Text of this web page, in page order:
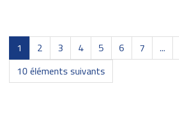
1 2 3 4 5 6 7 ...
10 éléments suivants